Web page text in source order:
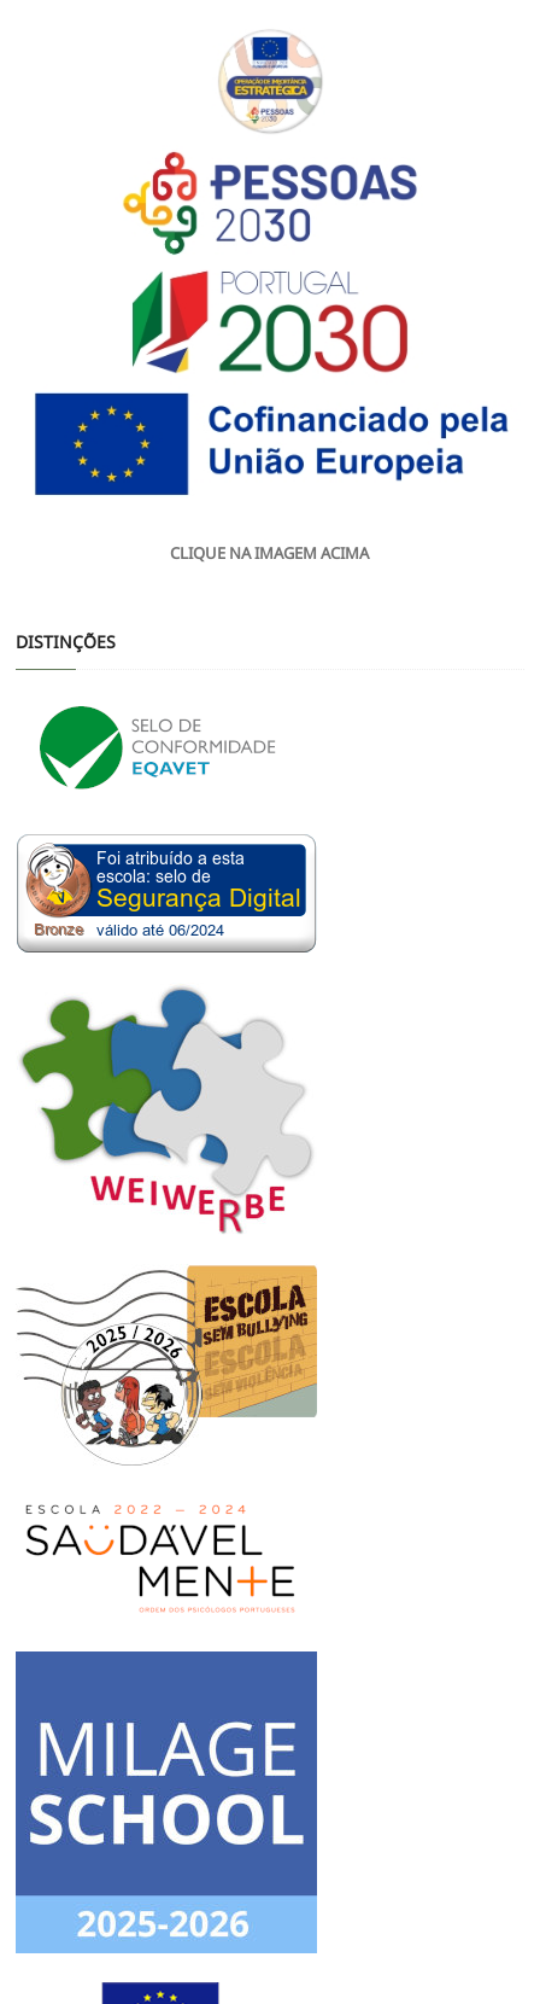
CLIQUE NA IMAGEM ACIMA
DISTINÇÕES